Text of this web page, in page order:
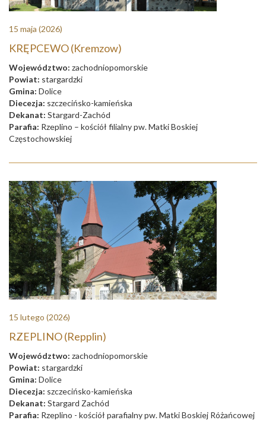
15 maja (2026)
KRĘPCEWO (Kremzow)
Województwo: zachodniopomorskie
Powiat: stargardzki
Gmina: Dolice
Diecezja: szczecińsko-kamieńska
Dekanat: Stargard-Zachód
Parafia: Rzeplino – kościół filialny pw. Matki Boskiej
Częstochowskiej
15 lutego (2026)
RZEPLINO (Repplin)
Województwo: zachodniopomorskie
Powiat: stargardzki
Gmina: Dolice
Diecezja: szczecińsko-kamieńska
Dekanat: Stargard Zachód
Parafia: Rzeplino - kościół parafialny pw. Matki Boskiej Różańcowej